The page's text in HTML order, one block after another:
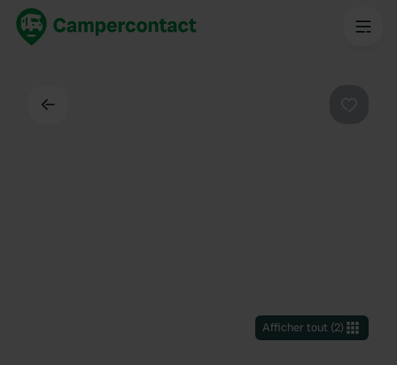
Afficher tout(2)